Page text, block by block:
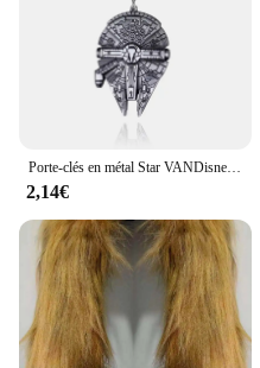
Porte-clés en métal Star VANDisney pour homme, pendentif robot Dark Vador, film cool, bijoux, clé de voiture, Spacvier, BB 8
2,14€